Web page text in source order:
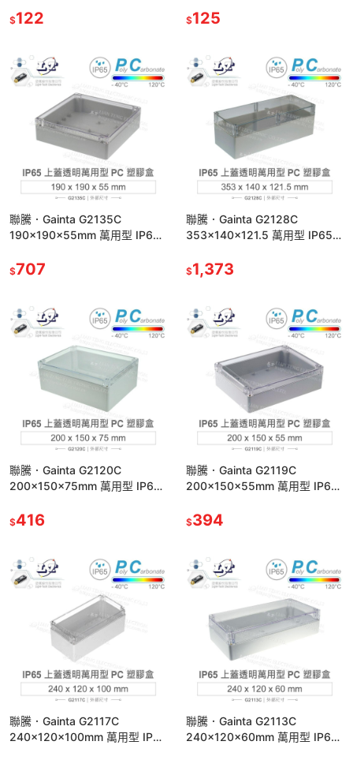
$122 $125
聯騰．Gainta G2135C
190x190x55mm 萬用型 IP65
$707
聯騰．Gainta G2128C
353x140x121.5 萬用型 IP65
$1,373
聯騰．Gainta G2120C
200x150x75mm 萬用型 IP65
$416
聯騰．Gainta G2119C
200x150x55mm 萬用型 IP65
$394
聯騰．Gainta G2117C
240x120x100mm 萬用型 IP65
聯騰．Gainta G2113C
240x120x60mm 萬用型 IP65